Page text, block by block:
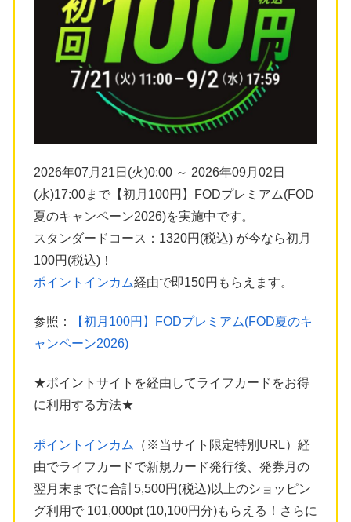
2026年07月21日(火)0:00 ～ 2026年09月02日
(水)17:00まで【初月100円】FODプレミアム(FOD
夏のキャンペーン2026)を実施中です。
スタンダードコース：1320円(税込) が今なら初月
100円(税込)！
ポイントインカム経由で即150円もらえます。
参照：
【初月100円】FODプレミアム(FOD夏のキ
ャンペーン2026)
★ポイントサイトを経由してライフカードをお得
に利用する方法★
ポイントインカム
（※当サイト限定特別URL）経
由でライフカードで新規カード発行後、発券月の
翌月末までに合計5,500円(税込)以上のショッピン
グ利用で 101,000pt (10,100円分)もらえる！さらに